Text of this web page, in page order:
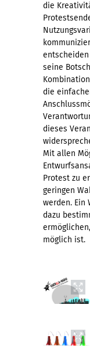
die
seine
die
dieses
Mit allen
Protest zu
geringen
werden. Ein
dazu
möglich ist.